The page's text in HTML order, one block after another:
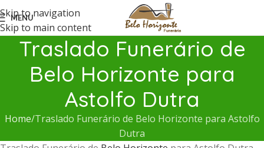
Skip to navigation
Skip to main content
MENU
Traslado Funerário de
Belo Horizonte para
Astolfo Dutra
Home Traslado Funerário de Belo Horizonte para Astolfo
Dutra